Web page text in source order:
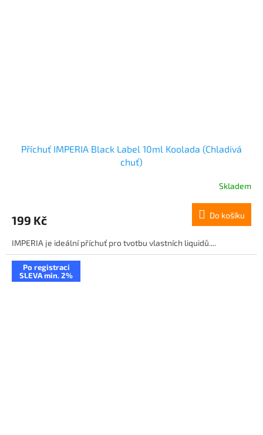
Příchuť IMPERIA Black Label 10ml Koolada (Chladivá
chuť)
Skladem
199 Kč Do košíku
IMPERIA je ideální příchuť pro tvotbu vlastních liquidů....
Po registraci
SLEVA min. 2%